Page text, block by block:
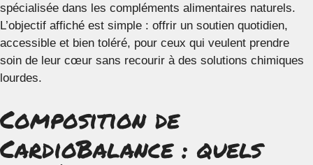
spécialisée dans les compléments alimentaires naturels.
L’objectif affiché est simple : offrir un soutien quotidien,
accessible et bien toléré, pour ceux qui veulent prendre
soin de leur cœur sans recourir à des solutions chimiques
lourdes.
Composition de
CardioBalance : quels